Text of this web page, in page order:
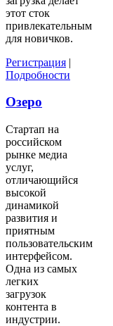
этот сток
привлекательным
для новичков.
Регистрация |
Подробности
Озеро
Стартап на
российском
рынке медиа
услуг,
отличающийся
высокой
динамикой
развития и
приятным
пользовательским
интерфейсом.
Одна из самых
легких
загрузок
контента в
индустрии.